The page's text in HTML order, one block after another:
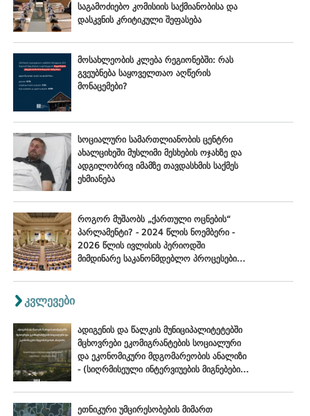
საგამოძიებო კომისიის საქმიანობისა და
დასკვნის კრიტიკული შეფასება
მოსახლეობის კლება რეგიონებში: რას
გვეუბნება საყოველთაო აღწერის
მონაცემები?
სოციალური სამართლიანობის ცენტრი
ახალციხეში მუსლიმი მესხების ოჯახზე და
ადგილობრივ იმამზე თავდასხმის საქმეს
ეხმიანება
როგორ მუშაობს „ქართული ოცნების“
პარლამენტი? - 2024 წლის ნოემბერი -
2026 წლის ივლისის პერიოდში
მიმდინარე საკანონმდებლო პროცესების
კვლევები
ადიგენის და წალკის მუნიციპალიტეტებში
მცხოვრები ეკომიგრანტების სოციალური
და ეკონომიკური მდგომარეობის ანალიზი
- (სიღრმისეული ინტერვიუების მიგნებები),
ეთნიკური უმცირესობების მიმართ